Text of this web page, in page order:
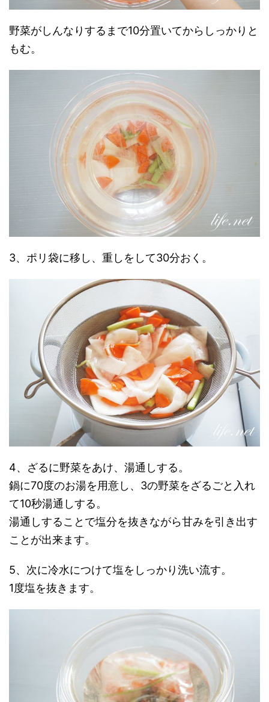
野菜がしんなりするまで10分置いてからしっかりと
もむ。
3、ポリ袋に移し、重しをして30分おく。
4、ざるに野菜をあけ、湯通しする。
鍋に70度のお湯を用意し、3の野菜をざるごと入れ
て10秒湯通しする。
湯通しすることで塩分を抜きながら甘みを引き出す
ことが出来ます。
5、次に冷水につけて塩をしっかり洗い流す。
1度塩を抜きます。